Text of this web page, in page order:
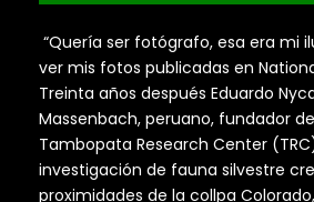
“Quería ser fotógrafo, esa era mi
ver mis fotos publicadas en
Treinta años después Eduardo
Massenbach, peruano, fundador
Tambopata Research Center
investigación de fauna silvestre
proximidades de la collpa